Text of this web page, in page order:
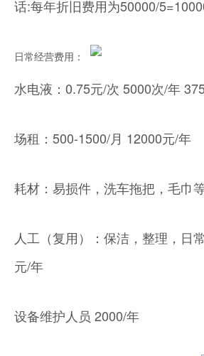
话:每年折旧费用为50000/
日常经营费用：
水电液：0.75元/次 5000次/年
场租：500-1500/月 12000元/年
耗材：易损件，洗车拖把，毛巾
人工（复用）：保洁，整理，日
元/年
设备维护人员 2000/年